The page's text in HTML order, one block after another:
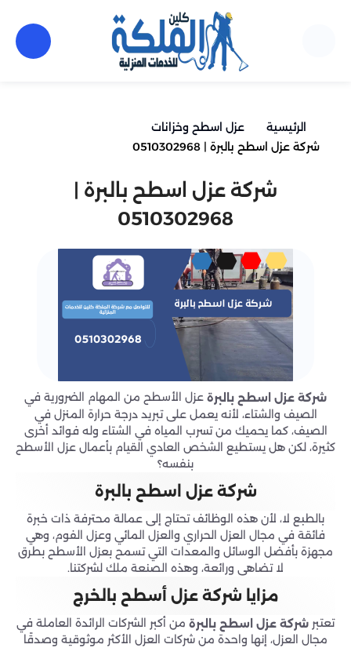
الرئيسية
عزل اسطح وخزانات
شركة عزل اسطح بالبرة | 0510302968
شركة عزل اسطح بالبرة |
0510302968
شركة عزل اسطح بالبرة عزل الأسطح من المهام الضرورية في
الصيف والشتاء، لأنه يعمل على تبريد درجة حرارة المنزل في
الصيف، كما يحميك من تسرب المياه في الشتاء وله فوائد أخرى
كثيرة، لكن هل يستطيع الشخص العادي القيام بأعمال عزل الأسطح
بنفسه؟
شركة عزل اسطح بالبرة
بالطبع لا، لأن هذه الوظائف تحتاج إلى عمالة محترفة ذات خبرة
فائقة في مجال العزل الحراري والعزل المائي وعزل الفوم، وهي
مجهزة بأفضل الوسائل والمعدات التي تسمح بعزل الأسطح بطرق
لا تضاهى ورائعة، وهذه الصنعة ملك لشركتنا.
مزايا شركة عزل أسطح بالخرج
تعتبر شركة عزل اسطح بالبرة من أكبر الشركات الرائدة العاملة في
مجال العزل، إنها واحدة من شركات العزل الأكثر موثوقية وصدقًا